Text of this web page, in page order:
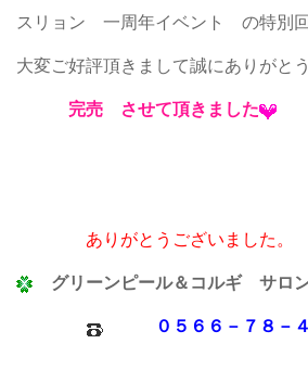
スリョン 一周年イベント の特別回
大変ご好評頂きまして誠にありがと
完売 させて頂きました
ありがとうございました。
グリーンピール＆コルギ サロ
０５６６－７８－